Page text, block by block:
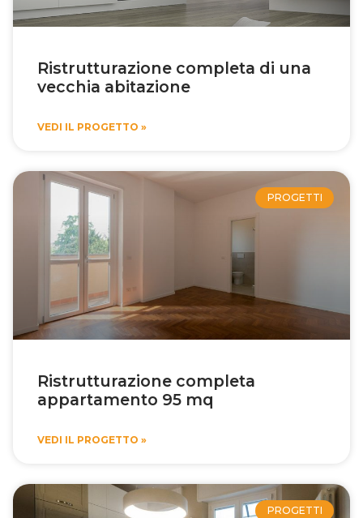
Ristrutturazione completa di una
vecchia abitazione
VEDI IL PROGETTO »
PROGETTI
Ristrutturazione completa
appartamento 95 mq
VEDI IL PROGETTO »
PROGETTI